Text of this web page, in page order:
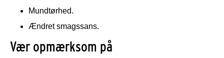
Mundtørhed.
Ændret smagssans.
Vær opmærksom på